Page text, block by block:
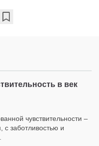
в век
чувствительности –
с заботливостью и